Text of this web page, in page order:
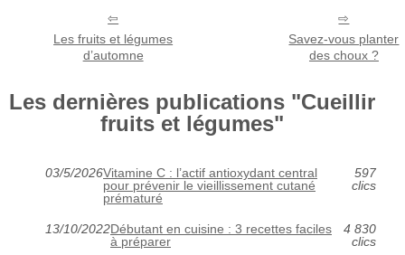
Les fruits et légumes
d’automne
Savez-vous planter
des choux ?
Les dernières publications "Cueillir
fruits et légumes"
03/5/2026Vitamine C : l’actif antioxydant central
pour prévenir le vieillissement cutané
prématuré
597
clics
13/10/2022Débutant en cuisine : 3 recettes faciles
à préparer
4 830
clics